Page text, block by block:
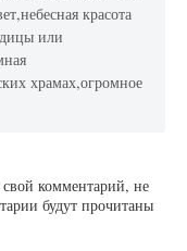
красота
или
храмах,огромное
свой комментарий, не
будут прочитаны